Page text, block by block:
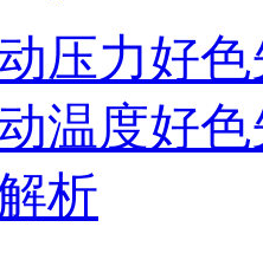
压力好
温度好
析